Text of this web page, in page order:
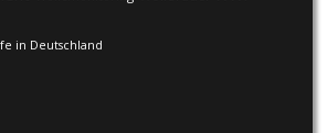
in Deutschland